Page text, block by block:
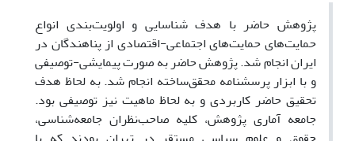
پژوهش حاضر با هدف شناسایی و اولویت‌بندی انواع
حمایت‌های حمایت‌های اجتماعی-اقتصادی از پناهندگان در
ایران انجام شد. پژوهش حاضر به صورت پیمایشی-توصیفی
و با ابزار پرسشنامه محقق‌ساخته انجام شد. به لحاظ هدف
تحقیق حاضر کاربردی و به لحاظ ماهیت نیز توصیفی بود.
جامعه آماری پژوهش، کلیه صاحب‌نظران جامعه‌شناسی،